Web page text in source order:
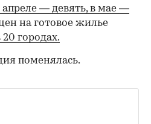
апреле — девять,в мае —
на готовое жилье
городах.
поменялась.